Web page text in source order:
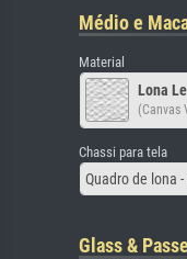
Médio e
Material
Lona
(Canvas
Chassi para tela
Quadro de lona
Glass &